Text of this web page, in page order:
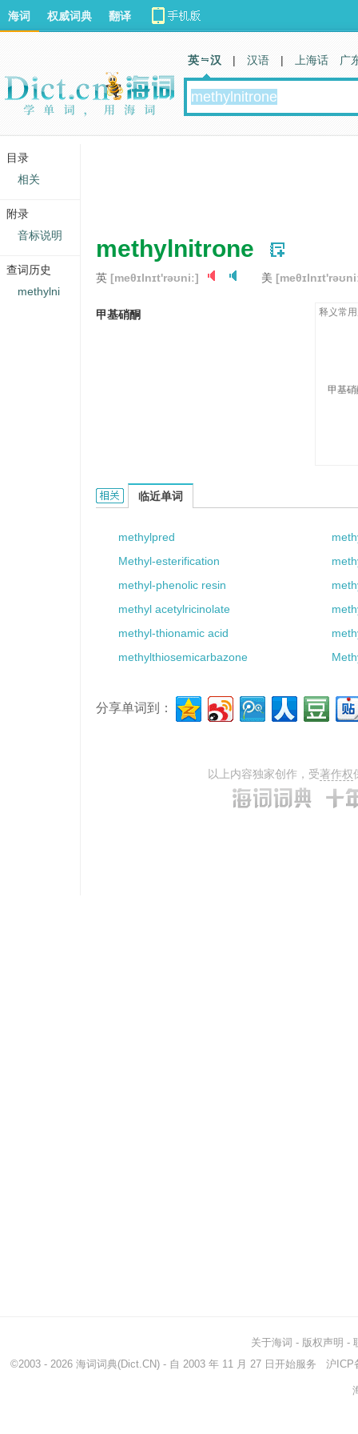
methylnitrone
英 [meθɪlnɪt'rəʊniː] 美
甲基硝酮 释义常
甲基
methylnitrone的相关资料：
临近单词
methylpred
Methyl-esterification
methyl-phenolic resin
methyl acetylricinolate
methyl-thionamic acid
methylthiosemicarbazone
分享单词到：
以上内容独家创作，受著作权
海词 权威词典 翻译
英 汉 | 汉语 | 上海话 广
关于海词 - 版权声明 -
©2003 - 2026 海词词典(Dict.CN) - 自 2003 年 11 月 27 日开始服务 沪ICP
目录
相关
附录
音标说明
查词历史
methylni